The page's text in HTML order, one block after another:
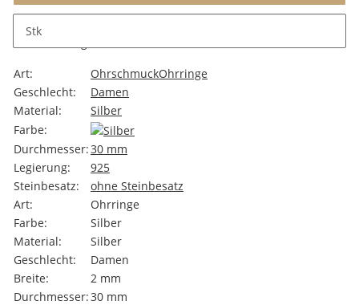
Stk
Art:
OhrschmuckOhrringe
Geschlecht:
Damen
Material:
Silber
Farbe:
Durchmesser:30 mm
Legierung:
925
Steinbesatz:
ohne Steinbesatz
Art:
Ohrringe
Farbe:
Silber
Material:
Silber
Geschlecht:
Damen
Breite:
2 mm
Durchmesser:30 mm